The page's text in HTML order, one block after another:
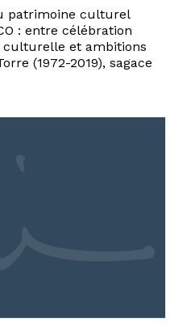
patrimoine culturel
: entre célébration
et ambitions
(1972-2019), sagace